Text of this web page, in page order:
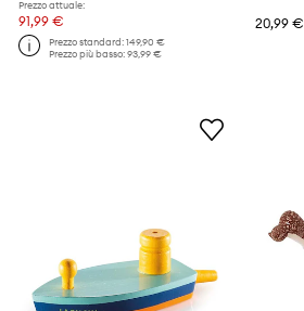
Prezzo attuale:
91,99 €
Prezzo standard:149,90 €
Prezzo più basso:93,99 €
20,99 €